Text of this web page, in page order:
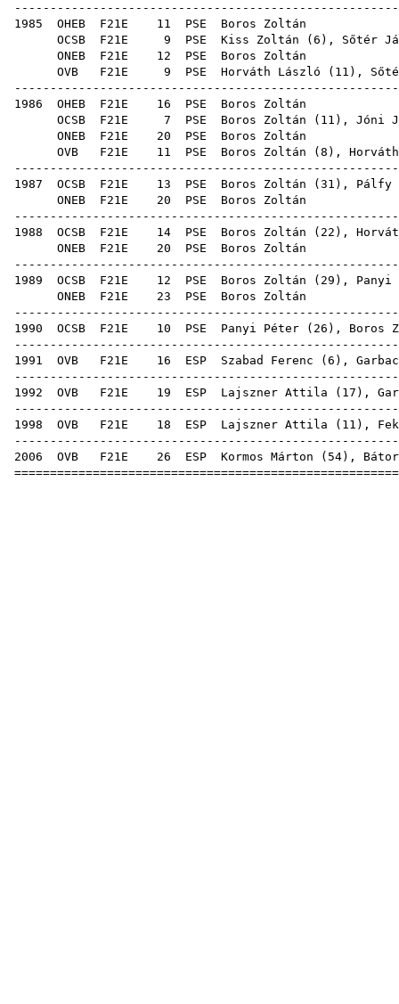
1985 OHEB F21E 11 PSE
OCSB F21E 9 PSE Kiss Zoltán ( 6 ), Sőtér
ONEB F21E 12 PSE
OVB F21E 9 PSE Horváth László ( 11 ),
1986 OHEB F21E 16 PSE
OCSB F21E 7 PSE Boros Zoltán ( 11 ), Jóni
ONEB F21E 20 PSE
OVB F21E 11 PSE Boros Zoltán ( 8 ),
1987 OCSB F21E 13 PSE Boros Zoltán ( 31 ), Pálfy
ONEB F21E 20 PSE
1988 OCSB F21E 14 PSE Boros Zoltán ( 22 ),
ONEB F21E 20 PSE
1989 OCSB F21E 12 PSE Boros Zoltán ( 29 ), Panyi
ONEB F21E 23 PSE
1990 OCSB F21E 10 PSE Panyi Péter ( 26 ), Boros
1991 OVB F21E 16 ESP Szabad Ferenc ( 6 ),
1992 OVB F21E 19 ESP Lajszner Attila ( 17 ),
1998 OVB F21E 18 ESP Lajszner Attila ( 11 ),
2006 OVB F21E 26 ESP Kormos Márton ( 54),